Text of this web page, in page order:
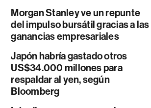
Morgan Stanley ve un repunte
del impulso bursátil gracias a las
ganancias empresariales
Japón habría gastado otros
US$34.000 millones para
respaldar al yen, según
Bloomberg